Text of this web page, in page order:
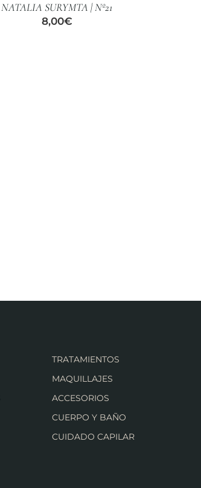
NATALIA SURYMTA | Nº21
8,00€
TRATAMIENTOS
MAQUILLAJES
ACCESORIOS
CUERPO Y BAÑO
CUIDADO CAPILAR